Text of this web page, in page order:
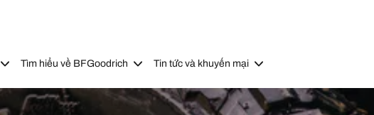
Tìm hiểu về BFGoodrich Tin tức và khuyến mại